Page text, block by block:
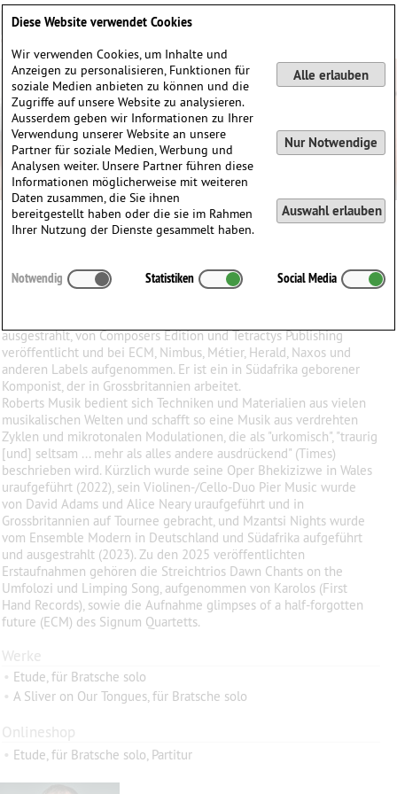
Robert Fokkens
Fokkens
∗ inSüdafrika
ausgestrahlt, von Composers Edition und Tetractys Publishing
veröffentlicht und bei ECM, Nimbus, Métier, Herald, Naxos und
anderen Labels aufgenommen. Er ist ein in Südafrika geborener
Komponist, der in Grossbritannien arbeitet.
Roberts Musik bedient sich Techniken und Materialien aus vielen
musikalischen Welten und schafft so eine Musik aus verdrehten
Zyklen und mikrotonalen Modulationen, die als "urkomisch", "traurig
[und] seltsam ... mehr als alles andere ausdrückend" (Times)
beschrieben wird. Kürzlich wurde seine Oper Bhekizizwe in Wales
uraufgeführt (2022), sein Violinen-/Cello-Duo Pier Music wurde
von David Adams und Alice Neary uraufgeführt und in
Grossbritannien auf Tournee gebracht, und Mzantsi Nights wurde
vom Ensemble Modern in Deutschland und Südafrika aufgeführt
und ausgestrahlt (2023). Zu den 2025 veröffentlichten
Erstaufnahmen gehören die Streichtrios Dawn Chants on the
Umfolozi und Limping Song, aufgenommen von Karolos (First
Hand Records), sowie die Aufnahme glimpses of a half-forgotten
future (ECM) des Signum Quartetts.
Werke
• Etude, für Bratsche solo
• A Sliver on Our Tongues, für Bratsche solo
Onlineshop
• Etude, für Bratsche solo, Partitur
Diese Website verwendet Cookies
Wir verwenden Cookies, um Inhalte und
Anzeigen zu personalisieren, Funktionen für
soziale Medien anbieten zu können und die
Zugriffe auf unsere Website zu analysieren.
Ausserdem geben wir Informationen zu Ihrer
Verwendung unserer Website an unsere
Partner für soziale Medien, Werbung und
Analysen weiter. Unsere Partner führen diese
Informationen möglicherweise mit weiteren
Daten zusammen, die Sie ihnen
bereitgestellt haben oder die sie im Rahmen
Ihrer Nutzung der Dienste gesammelt haben.
Alle erlauben
Nur Notwendige
Auswahl erlauben
Notwendig Statistiken Social Media